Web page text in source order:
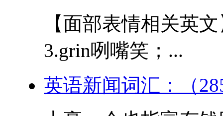
【面部表情相关英
3.grin咧嘴笑；...
英语新闻词汇：（